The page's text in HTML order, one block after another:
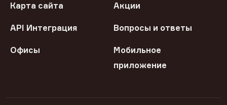
Карта сайта Акции
API Интеграция Вопросы и ответы
Офисы
Мобильное
приложение